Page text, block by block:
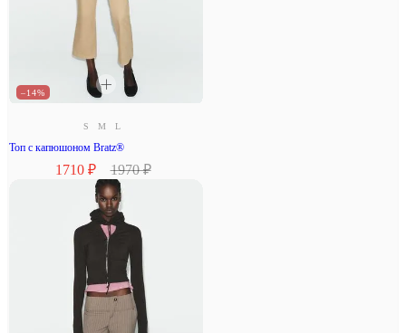
–14%
S M L
Топ с капюшоном Bratz®
1710 ₽ 1970 ₽